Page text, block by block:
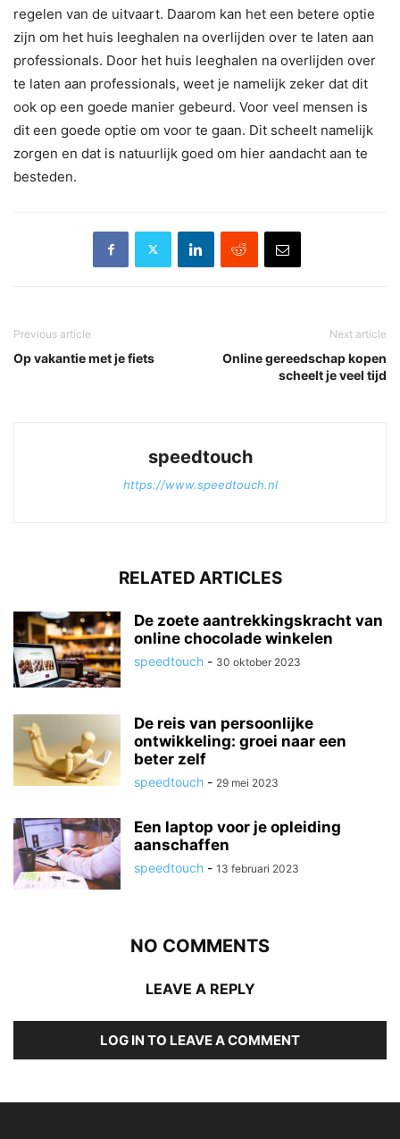
regelen van de uitvaart. Daarom kan het een betere optie
zijn om het huis leeghalen na overlijden over te laten aan
professionals. Door het huis leeghalen na overlijden over
te laten aan professionals, weet je namelijk zeker dat dit
ook op een goede manier gebeurd. Voor veel mensen is
dit een goede optie om voor te gaan. Dit scheelt namelijk
zorgen en dat is natuurlijk goed om hier aandacht aan te
besteden.
Previous article
Op vakantie met je fiets
Next article
Online gereedschap kopen
scheelt je veel tijd
speedtouch
https://www.speedtouch.nl
RELATED ARTICLES
De zoete aantrekkingskracht van
online chocolade winkelen
speedtouch - 30 oktober 2023
De reis van persoonlijke
ontwikkeling: groei naar een
beter zelf
speedtouch - 29 mei 2023
Een laptop voor je opleiding
aanschaffen
speedtouch - 13 februari 2023
NO COMMENTS
LEAVE A REPLY
LOG IN TO LEAVE A COMMENT